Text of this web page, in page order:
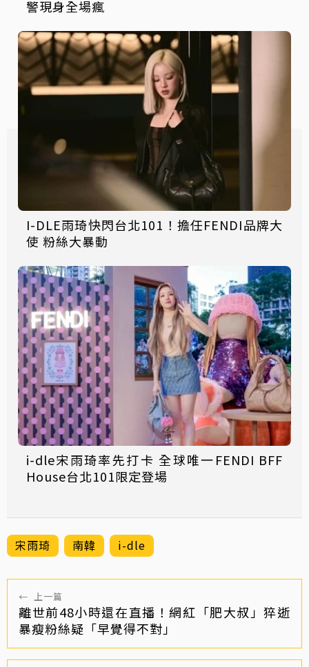
警現身全場瘋
I-DLE雨琦快閃台北101！擔任FENDI品牌大
使 粉絲大暴動
i-dle宋雨琦率先打卡 全球唯一FENDI BFF
House台北101限定登場
宋雨琦 南韓 i-dle
← 上一篇
離世前48小時還在直播！網紅「肥大叔」猝逝
暴瘦粉絲疑「早覺得不對」